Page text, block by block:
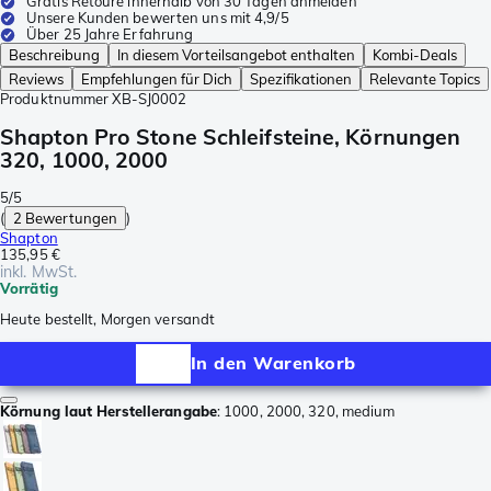
Unsere Kunden bewerten uns mit 4,9/5
Über 25 Jahre Erfahrung
Beschreibung
In diesem Vorteilsangebot enthalten
Kombi-Deals
Reviews
Empfehlungen für Dich Spezifikationen
Relevante Topics
Produktnummer XB-SJ0002
Shapton Pro Stone Schleifsteine, Körnungen
320, 1000, 2000
5/5
( 2 Bewertungen )
Shapton
135,95 €
inkl. MwSt.
Vorrätig
Heute bestellt, Morgen versandt
In den Warenkorb
Körnung laut Herstellerangabe: 1000, 2000, 320, medium